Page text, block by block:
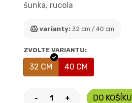
šunka, rucola
varianty: 32 cm / 40 cm
ZVOLTE VARIANTU:
32 CM 40 CM
- + DO KOŠÍKU